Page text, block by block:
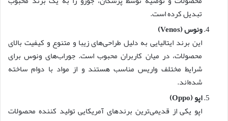
تبدیل کرده است.
ونوس (Venos)
این برند ایتالیایی به دلیل طراحی‌های زیبا و متنوع و کیفیت بالای
محصولات، در میان کاربران محبوب است. جوراب‌های ونوس برای
شرایط مختلف واریس مناسب هستند و از مواد با دوام ساخته
شده‌اند.
اپو (Oppo)
اپو یکی از قدیمی‌ترین برندهای آمریکایی تولید کننده محصولات